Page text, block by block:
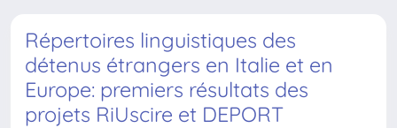
Répertoires linguistiques des
détenus étrangers en Italie et en
Europe: premiers résultats des
projets RiUscire et DEPORT